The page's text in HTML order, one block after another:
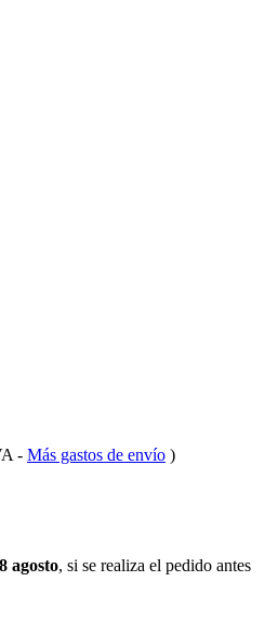
- Más gastos de envío )
agosto, si se realiza el pedido antes